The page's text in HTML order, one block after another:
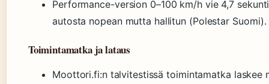
Performance-version 0–100 km/h vie 4,7
autosta nopean mutta hallitun (Polestar Suomi).
Toimintamatka ja lataus
Moottori.fi:n talvitestissä toimintamatka laskee